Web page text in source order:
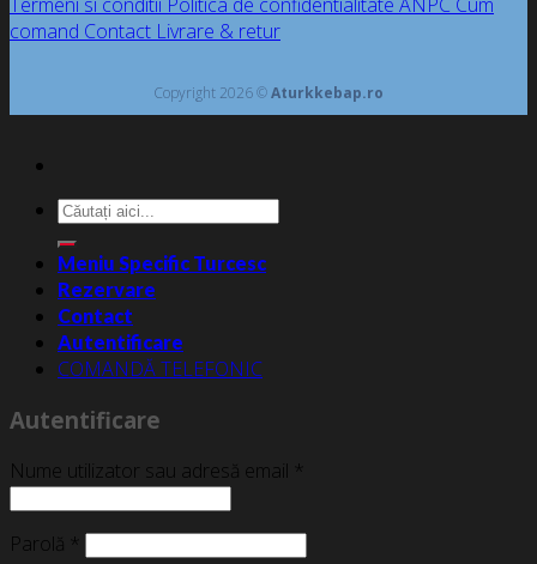
comand Contact Livrare & retur
Copyright 2026 ©Aturkkebap.ro
Caută
după:
Meniu Specific Turcesc
Rezervare
Contact
Autentificare
COMANDĂ TELEFONIC
Autentificare
Nume utilizator sau adresă email *
Parolă *